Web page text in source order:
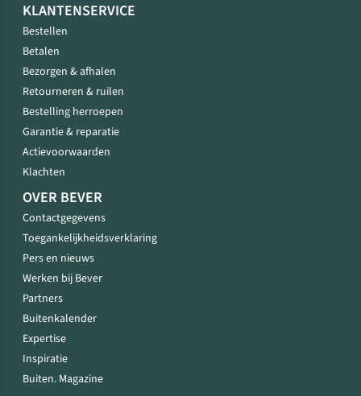
KLANTENSERVICE
Bestellen
Betalen
Bezorgen & afhalen
Retourneren & ruilen
Bestelling herroepen
Garantie & reparatie
Actievoorwaarden
Klachten
OVER BEVER
Contactgegevens
Toegankelijkheidsverklaring
Pers en nieuws
Werken bij Bever
Partners
Buitenkalender
Expertise
Inspiratie
Buiten. Magazine